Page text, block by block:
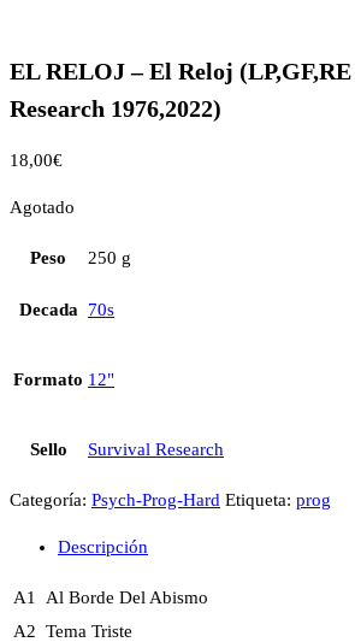
EL RELOJ – El Reloj
Research 1976,2022)
18,00€
Agotado
Peso 250 g
Decada 70s
Formato 12"
Sello Survival Research
Categoría: Psych-Prog-Hard Etiqueta: prog
Descripción
A1
Al Borde Del Abismo
A2 Tema Triste